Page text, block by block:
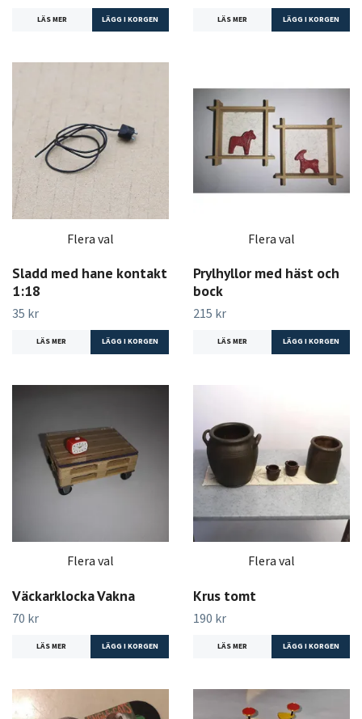
LÄS MER LÄS MER LÄGG I KORGEN
Flera val
Sladd med hane kontakt
1:18
35 kr
LÄS MER LÄGG I KORGEN
Flera val
Prylhyllor med häst och
bock
215 kr
LÄS MER LÄGG I KORGEN
Flera val
Väckarklocka Vakna
70 kr
LÄS MER LÄGG I KORGEN
Flera val
Krus tomt
190 kr
LÄS MER LÄGG I KORGEN